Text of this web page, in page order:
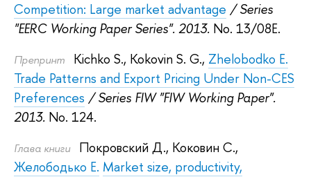
Competition: Large market advantage / Series
"EERC Working Paper Series". 2013. No. 13/08Е.
Препринт Kichko S., Kokovin S. G., Zhelobodko E.
Trade Patterns and Export Pricing Under Non-CES
Preferences / Series FIW "FIW Working Paper".
2013. No. 124.
Глава книги Покровский Д., Коковин С.,
Желободько Е. Market size, productivity,